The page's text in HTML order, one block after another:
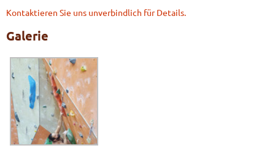
Kontaktieren Sie uns unverbindlich für Details.
Galerie